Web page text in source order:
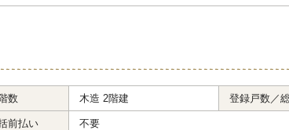
数 木造 2階建 登録戸数／
前払い 不要